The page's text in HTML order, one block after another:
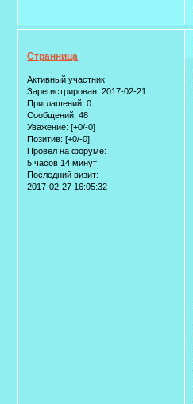
Странница
Активный участник
Зарегистрирован: 2017-02-21
Приглашений: 0
Сообщений: 48
Уважение: [+0/-0]
Позитив: [+0/-0]
Провел на форуме:
5 часов 14 минут
Последний визит:
2017-02-27 16:05:32